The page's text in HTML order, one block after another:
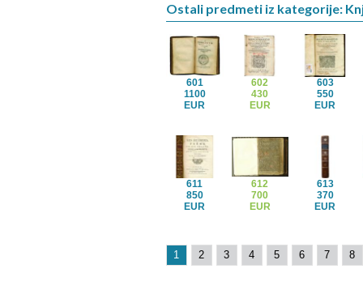
Ostali predmeti iz kategorije:
601
1100
EUR
602
430
EUR
603
550
EUR
611
850
EUR
612
700
EUR
613
370
EUR
1 2 3 4 5 6 7 8